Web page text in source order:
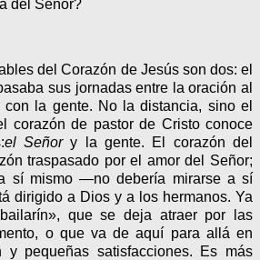
del Señor?
del Corazón de Jesús son dos: el
sus jornadas entre la oración al
con la gente. No la distancia, sino el
corazón de pastor de Cristo conoce
el Señory la gente. El corazón del
traspasado por el amor del Señor;
sí mismo —no debería mirarse a sí
dirigido a Dios y a los hermanos. Ya
que se deja atraer por las
o que va de aquí para allá en
y pequeñas satisfacciones. Es más